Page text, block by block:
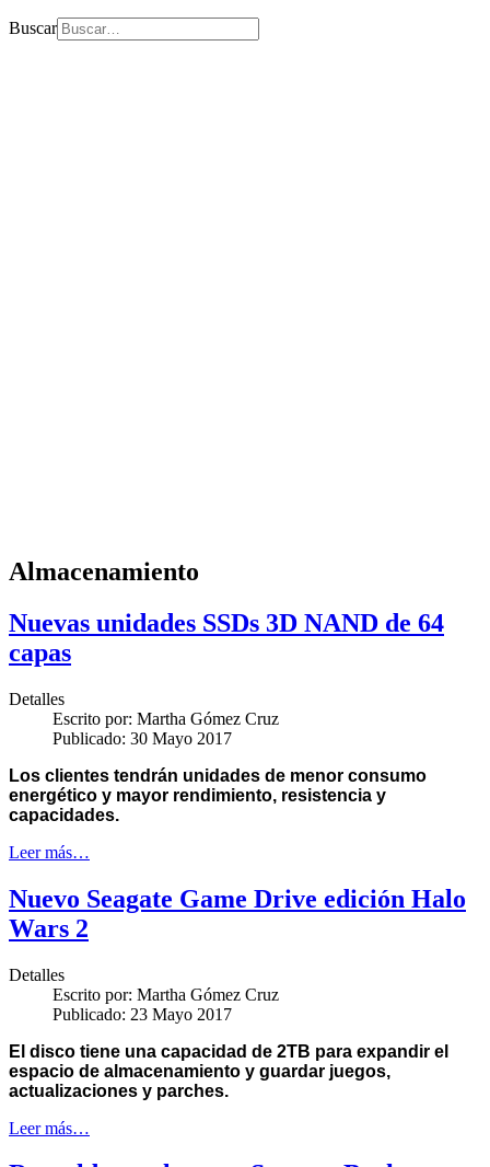
Buscar
Almacenamiento
Nuevas unidades SSDs 3D NAND de 64
capas
Detalles
Escrito por: Martha Gómez Cruz
Publicado: 30 Mayo 2017
Los clientes tendrán unidades de menor consumo
energético y mayor rendimiento, resistencia y
capacidades.
Leer más…
Nuevo Seagate Game Drive edición Halo
Wars 2
Detalles
Escrito por: Martha Gómez Cruz
Publicado: 23 Mayo 2017
El disco tiene una capacidad de 2TB para expandir el
espacio de almacenamiento y guardar juegos,
actualizaciones y parches.
Leer más…